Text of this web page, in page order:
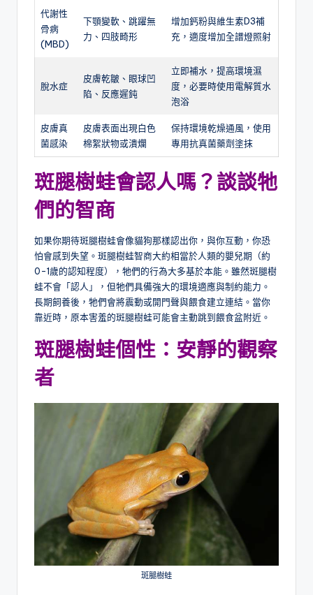
代謝性
骨病
(MBD)
下顎變軟、跳躍無
力、四肢畸形
增加鈣粉與維生素D3補
充，適度增加全譜燈照射
脫水症
皮膚乾皺、眼球凹
陷、反應遲鈍
立即補水，提高環境濕
度，必要時使用電解質水
泡浴
皮膚真
菌感染
皮膚表面出現白色
棉絮狀物或潰爛
保持環境乾燥通風，使用
專用抗真菌藥劑塗抹
斑腿樹蛙會認人嗎？談談牠
們的智商
如果你期待斑腿樹蛙會像貓狗那樣認出你，與你互動，你恐
怕會感到失望。斑腿樹蛙智商大約相當於人類的嬰兒期（約
0-1歲的認知程度），牠們的行為大多基於本能。雖然斑腿樹
蛙不會「認人」，但牠們具備強大的環境適應與制約能力。
長期飼養後，牠們會將震動或開門聲與餵食建立連結。當你
靠近時，原本害羞的斑腿樹蛙可能會主動跳到餵食盆附近。
斑腿樹蛙個性：安靜的觀察
者
斑腿樹蛙